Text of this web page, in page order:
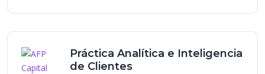
Práctica Analítica e Inteligencia
de Clientes